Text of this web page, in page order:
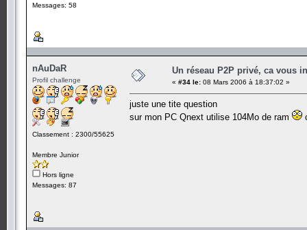
Messages: 58
nAuDaR
Profil challenge
Classement : 2300/55625
Membre Junior
Hors ligne
Messages: 87
Un réseau P2P privé, ca vous
« #34 le: 08 Mars 2006 à 18:37:02 »
juste une tite question
sur mon PC Qnext utilise 104Mo de ram